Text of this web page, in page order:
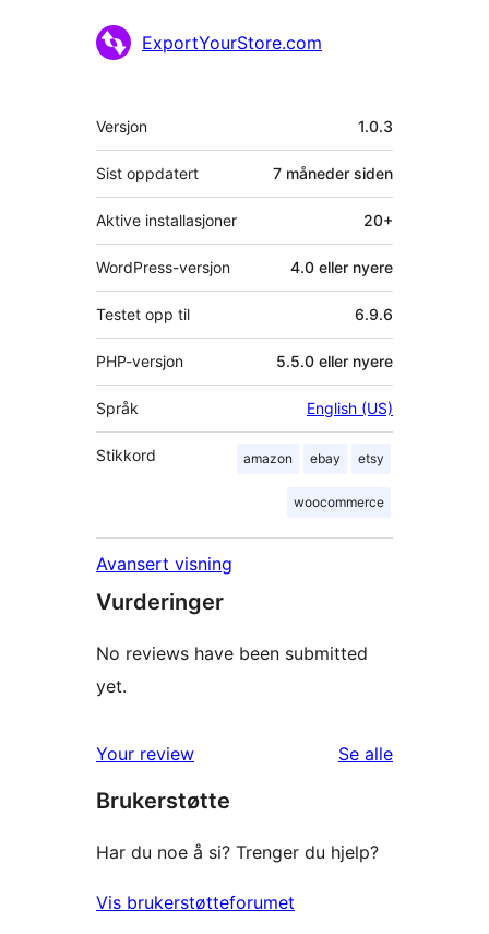
Bidragsytere
ExportYourStore.com
Meta
Versjon 1.0.3
Sist oppdatert 7 måneder siden
Aktive installasjoner 20+
WordPress-versjon 4.0 eller nyere
Testet opp til 6.9.6
PHP-versjon 5.5.0 eller nyere
Språk English (US)
Stikkord amazon ebay etsy
woocommerce
Avansert visning
Vurderinger
No reviews have been submitted
yet.
Your review Se alleomtalene
Brukerstøtte
Har du noe å si? Trenger du hjelp?
Vis brukerstøtteforumet